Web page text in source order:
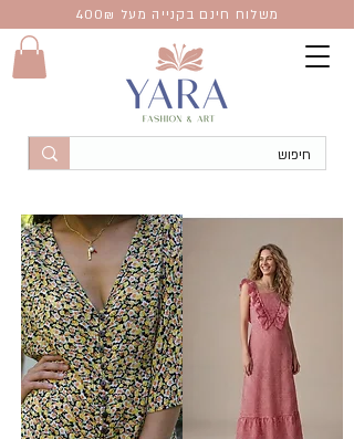
משלוח חינם בקנייה מעל 400 ₪
קולקציית שמלות לנשים וילדות